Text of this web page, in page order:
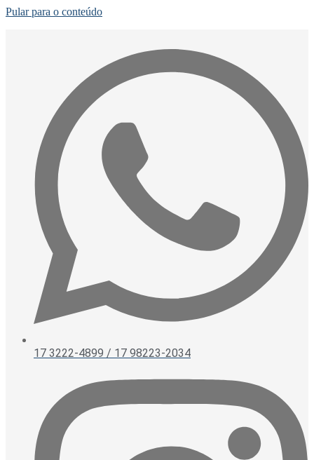
Pular para o conteúdo
17 3222-4899 / 17 98223-2034